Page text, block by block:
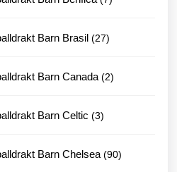
Barn Brasil 2727
Barn Canada 22
Barn Celtic 33
Barn Chelsea 9090